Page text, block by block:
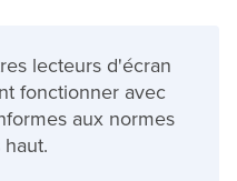
lecteurs d'écran
fonctionner avec
aux normes